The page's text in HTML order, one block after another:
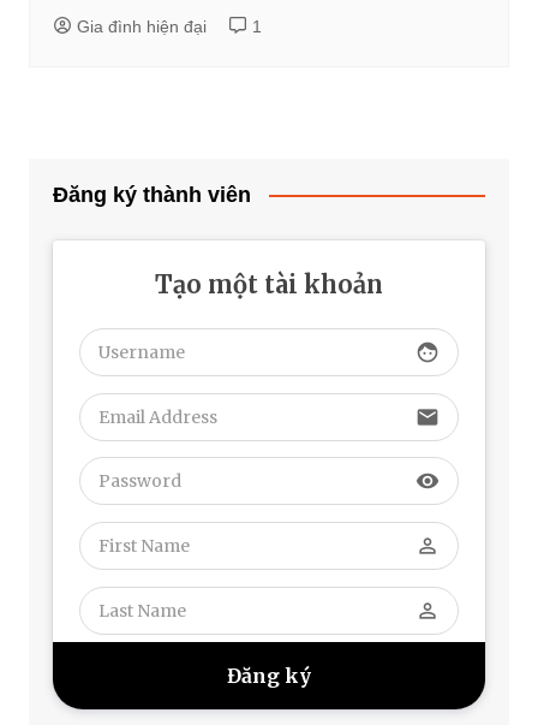
Gia đình hiện đại 1
Đăng ký thành viên
Tạo một tài khoản
face
email
visibility
perm_identity
perm_identity